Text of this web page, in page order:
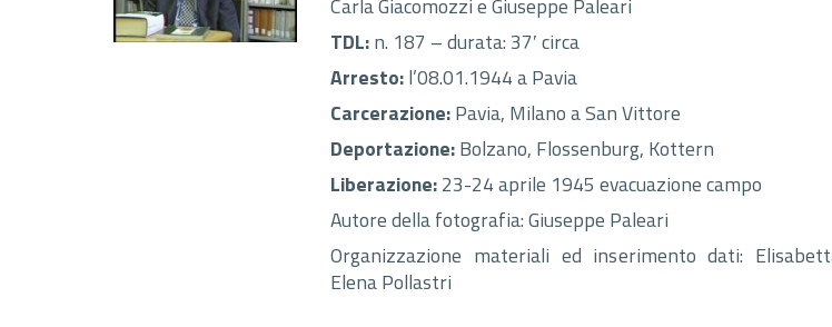
TDL:n. 187 – durata: 37′ circa
Arresto:l’08.01.1944 a Pavia
Carcerazione:Pavia, Milano a San Vittore
Deportazione:Bolzano, Flossenburg, Kottern
Liberazione:23-24 aprile 1945 evacuazione campo
Autore della fotografia: Giuseppe Paleari
Organizzazione materiali ed inserimento dati:
Elena Pollastri